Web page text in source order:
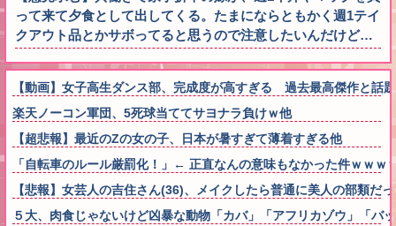
って来て夕食として出してくる。たまにならともかく週1テイ
クアウト品とかサボってると思うので注意したいんだけど…
【動画】女子高生ダンス部、完成度が高すぎる 過去最高傑作と話
楽天ノーコン軍団、5死球当ててサヨナラ負けｗ他
【超悲報】最近のZの女の子、日本が暑すぎて薄着すぎる他
「自転車のルール厳罰化！」← 正直なんの意味もなかった件ｗｗｗ
【悲報】女芸人の吉住さん(36)、メイクしたら普通に美人の部類だ
５大、肉食じゃないけど凶暴な動物「カバ」「アフリカゾウ」「バ